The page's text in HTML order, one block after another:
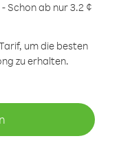
Schon ab nur 3.2 ¢
um die besten
zu erhalten.